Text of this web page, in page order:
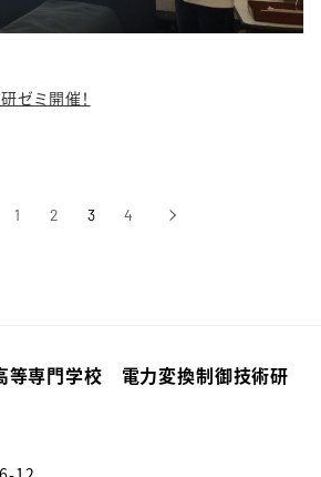
ゼミ開催！
1 2 3 4 ›次へ
等専門学校 電力変換制御技術研